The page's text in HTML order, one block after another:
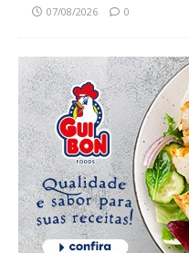
07/08/2026 0